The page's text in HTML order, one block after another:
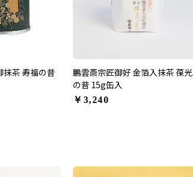
抹茶 寿福の昔
鵬雲斎宗匠御好 金箔入抹茶 葆光
の昔 15g缶入
￥3,240